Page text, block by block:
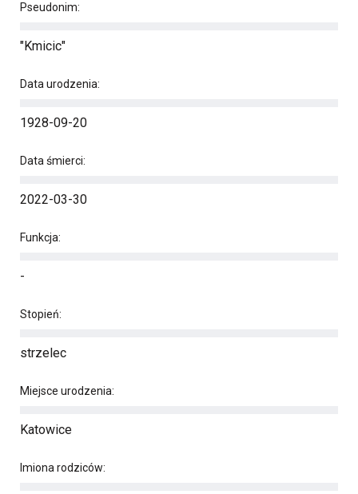
Pseudonim:
"Kmicic"
Data urodzenia:
1928-09-20
Data śmierci:
2022-03-30
Funkcja:
-
Stopień:
strzelec
Miejsce urodzenia:
Katowice
Imiona rodziców: